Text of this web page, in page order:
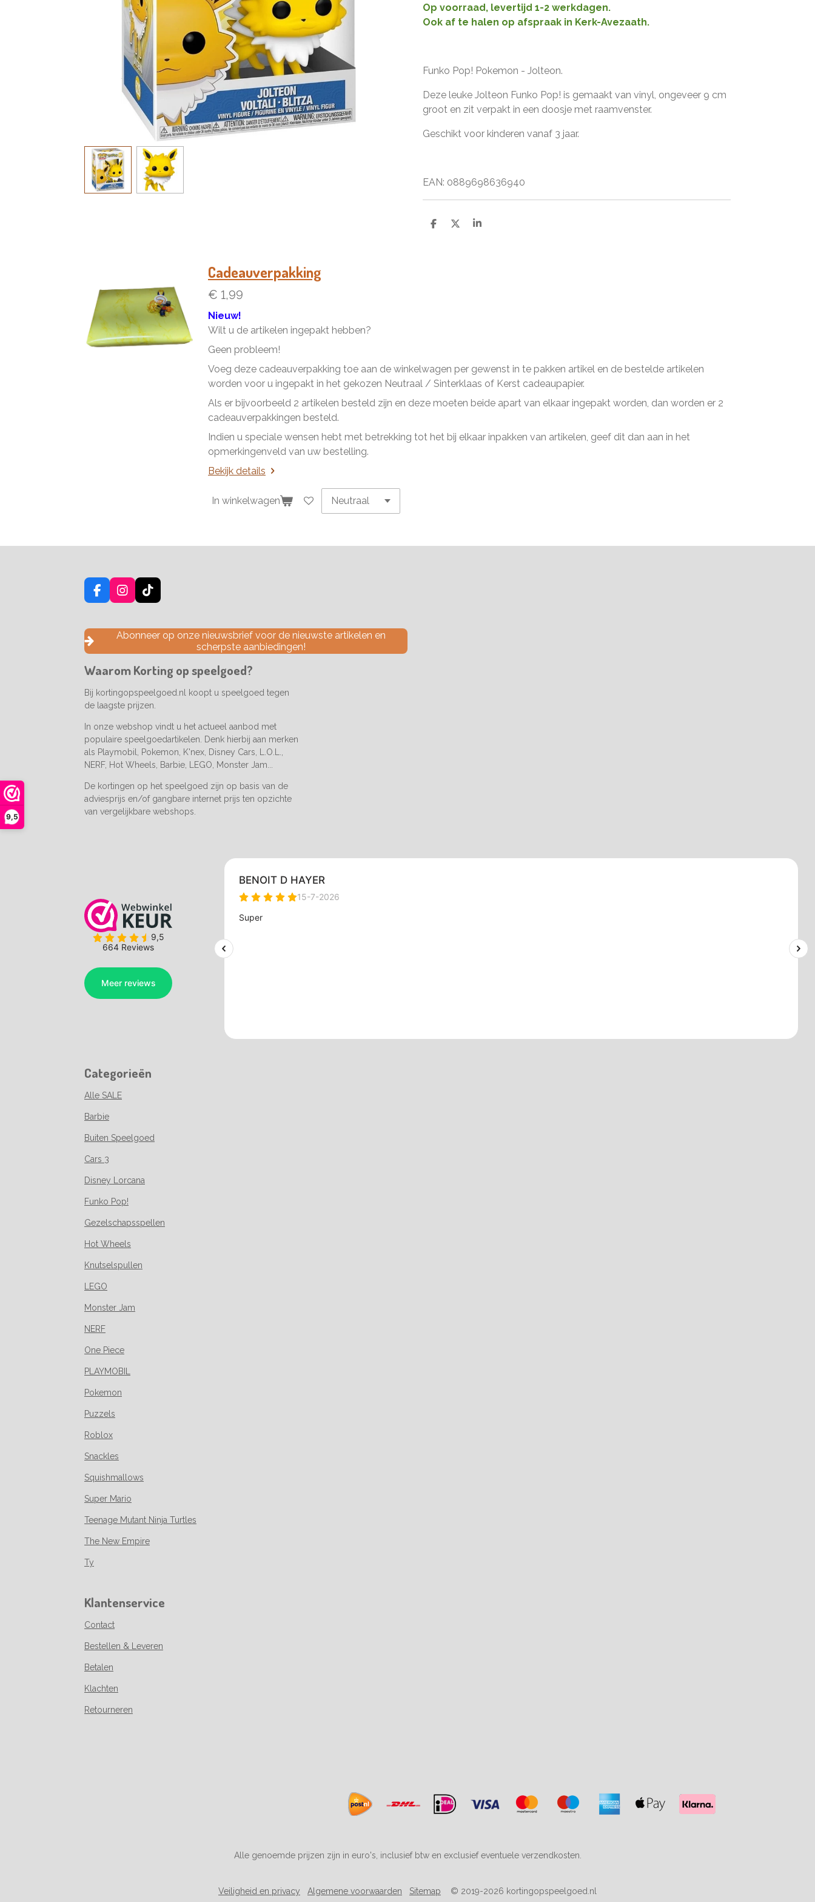
9,5
Op voorraad, levertijd 1-2 werkdagen.
Ook af te halen op afspraak in Kerk-Avezaath.
Funko Pop! Pokemon - Jolteon.
Deze leuke Jolteon Funko Pop! is gemaakt van vinyl, ongeveer 9 cm
groot en zit verpakt in een doosje met raamvenster.
Geschikt voor kinderen vanaf 3 jaar.
EAN: 0889698636940
D
D
S
Cadeauverpakking
€ 1,99
Nieuw!
Wilt u de artikelen ingepakt hebben?
Geen probleem!
Voeg deze cadeauverpakking toe aan de winkelwagen per gewenst in te pakken artikel en de bestelde artikelen
worden voor u ingepakt in het gekozen Neutraal / Sinterklaas of Kerst cadeaupapier.
Als er bijvoorbeeld 2 artikelen besteld zijn en deze moeten beide apart van elkaar ingepakt worden, dan worden er 2
cadeauverpakkingen besteld.
Indien u speciale wensen hebt met betrekking tot het bij elkaar inpakken van artikelen, geef dit dan aan in het
opmerkingenveld van uw bestelling.
Bekijk details
In winkelwagen
F
a
e
o
k
I
n
t
a
g
a
T
i
T
o
k
Abonneer op onze nieuwsbrief voor de nieuwste artikelen en
scherpste aanbiedingen!
Waarom Korting op speelgoed?
Bij kortingopspeelgoed.nl koopt u speelgoed tegen
de laagste prijzen.
In onze webshop vindt u het actueel aanbod met
populaire speelgoedartikelen. Denk hierbij aan merken
als Playmobil, Pokemon, K'nex, Disney Cars, L.O.L.,
NERF, Hot Wheels, Barbie, LEGO, Monster Jam...
De kortingen op het speelgoed zijn op basis van de
adviesprijs en/of gangbare internet prijs ten opzichte
van vergelijkbare webshops.
Categorieën
Alle SALE
Barbie
Buiten Speelgoed
Cars 3
Disney Lorcana
Funko Pop!
Gezelschapsspellen
Hot Wheels
Knutselspullen
LEGO
Monster Jam
NERF
One Piece
PLAYMOBIL
Pokemon
Puzzels
Roblox
Snackles
Squishmallows
Super Mario
Teenage Mutant Ninja Turtles
The New Empire
Ty
Klantenservice
Contact
Bestellen & Leveren
Betalen
Klachten
Retourneren
Alle genoemde prijzen zijn in euro's, inclusief btw en exclusief eventuele verzendkosten.
Veiligheid en privacy Algemene voorwaarden Sitemap © 2019-2026 kortingopspeelgoed.nl